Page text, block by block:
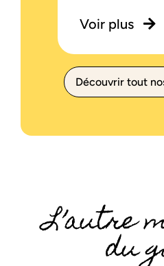
Voir plus
Découvrir tout
L’autre
du